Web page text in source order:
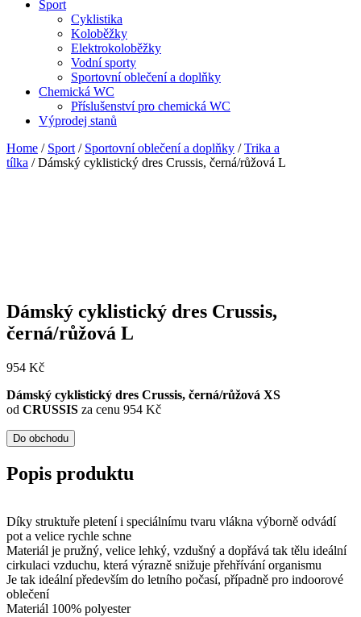
Sport
Cyklistika
Koloběžky
Elektrokoloběžky
Vodní sporty
Sportovní oblečení a doplňky
Chemická WC
Příslušenství pro chemická WC
Výprodej stanů
Home / Sport / Sportovní oblečení a doplňky /Trika a
tílka / Dámský cyklistický dres Crussis, černá/růžová L
Dámský cyklistický dres Crussis,
černá/růžová L
954 Kč
Dámský cyklistický dres Crussis, černá/růžová XS
od CRUSSIS za cenu 954 Kč
Do obchodu
Popis produktu
Díky struktuře pletení i speciálnímu tvaru vlákna výborně odvádí
pot a velice rychle schne
Materiál je pružný, velice lehký, vzdušný a dopřává tak tělu ideální
cirkulaci vzduchu, která výrazně snižuje přehřívání organismu
Je tak ideální především do letního počasí, případně pro indoorové
oblečení
Materiál 100% polyester